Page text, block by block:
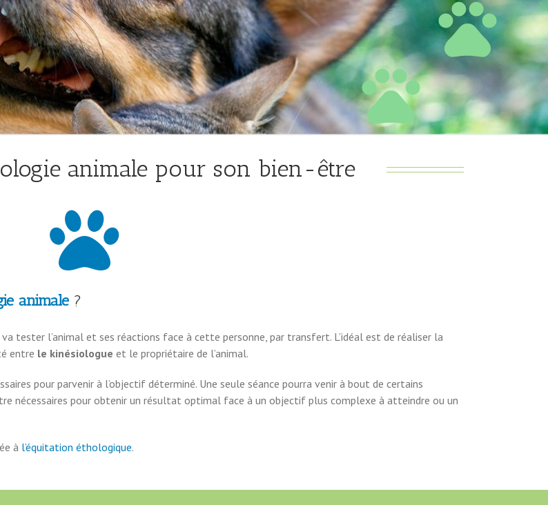
animale pour son bien-être
animale ?
tester l’animal et ses réactions face à cette personne, par transfert. L’idéal est de réaliser la
entre le kinésiologue et le propriétaire de l’animal.
pour parvenir à l’objectif déterminé. Une seule séance pourra venir à bout de certains
nécessaires pour obtenir un résultat optimal face à un objectif plus complexe à atteindre ou un
à l’équitation éthologique.